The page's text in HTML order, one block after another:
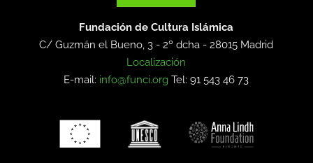
Fundación de Cultura Islámica
C/ Guzmán el Bueno, 3 - 2º dcha -28015 Madrid
Localización
E-mail: info@funci.org Tel: 91 543 46 73